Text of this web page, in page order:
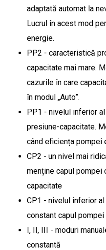
adaptată automat la
Lucrul în acest mod
energie.
PP2 - caracteristică
capacitate mai mare.
cazurile în care
în modul „Auto”.
PP1 - nivelul inferior
presiune-capacitate.
când eficiența pompei
CP2 - un nivel mai
menține capul pompei
capacitate
CP1 - nivelul inferior
constant capul
I, II, III - moduri
constantă